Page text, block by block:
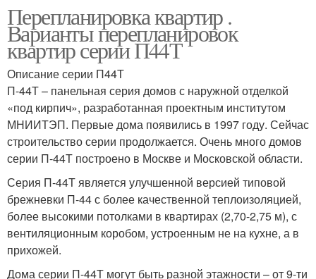
Перепланировка квартир .
Варианты перепланировок
квартир серии П44Т
Описание серии П44Т
П-44Т – панельная серия домов с наружной отделкой
«под кирпич», разработанная проектным институтом
МНИИТЭП. Первые дома появились в 1997 году. Сейчас
строительство серии продолжается. Очень много домов
серии П-44Т построено в Москве и Московской области.
Серия П-44Т является улучшенной версией типовой
брежневки П-44 с более качественной теплоизоляцией,
более высокими потолками в квартирах (2,70-2,75 м), с
вентиляционным коробом, устроенным не на кухне, а в
прихожей.
Дома серии П-44Т могут быть разной этажности – от 9-ти